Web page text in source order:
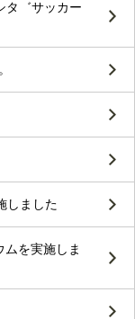
タ゛サッカー
しました
を実施しま